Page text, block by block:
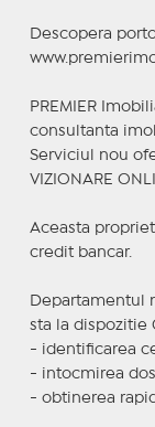
Descopera
PREMIER
consultanta
Serviciul nou
VIZIONARE
Aceasta
credit bancar.
Departamentul
sta la dispozitie
- identificarea
- intocmirea
- obtinerea